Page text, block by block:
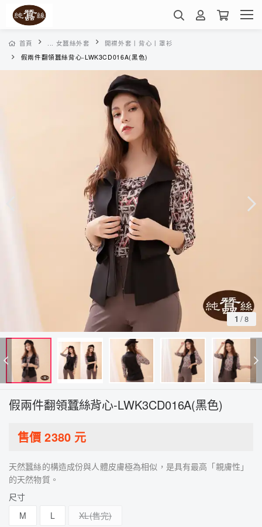
首頁 ... 女蠶絲外套
開襟外套丨背心丨罩衫
假兩件翻領蠶絲背心-LWK3CD016A(黑色)
1 /8
假兩件翻領蠶絲背心-LWK3CD016A(黑色)
售價2380元
天然蠶絲的構造成份與人體皮膚極為相似，是具有最高「親膚性」
的天然物質。
尺寸
M
L XL